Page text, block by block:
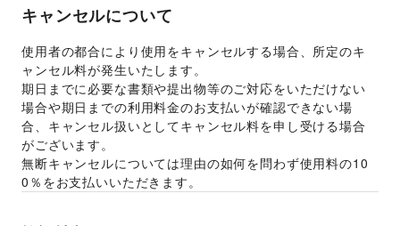
キャンセルについて
使用者の都合により使用をキャンセルする場合、所定のキ
ャンセル料が発生いたします。
期日までに必要な書類や提出物等のご対応をいただけない
場合や期日までの利用料金のお支払いが確認できない場
合、キャンセル扱いとしてキャンセル料を申し受ける場合
がございます。
無断キャンセルについては理由の如何を問わず使用料の10
0％をお支払いいただきます。